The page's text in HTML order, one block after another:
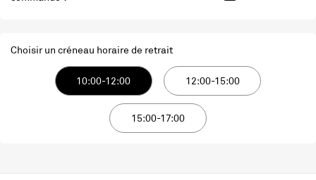
Choisir un créneau horaire de retrait
10:00-12:00 12:00-15:00
15:00-17:00